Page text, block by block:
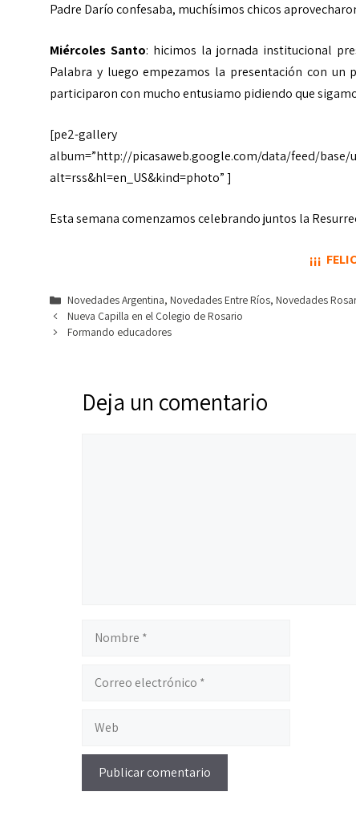
Padre Darío confesaba, muchísimos chicos
Miércoles Santo: hicimos la jornada institucional
Palabra y luego empezamos la presentación con
participaron con mucho entusiamo pidiendo que
[pe2-gallery
album=”http://picasaweb.google.com/data/feed/base/
alt=rss&hl=en_US&kind=photo” ]
Esta semana comenzamos celebrando juntos la
¡¡¡
Categorías
Novedades Argentina, Novedades Entre Ríos, Novedades
Nueva Capilla en el Colegio de Rosario
Formando educadores
Deja un comentario
Nombre
Correo
Web